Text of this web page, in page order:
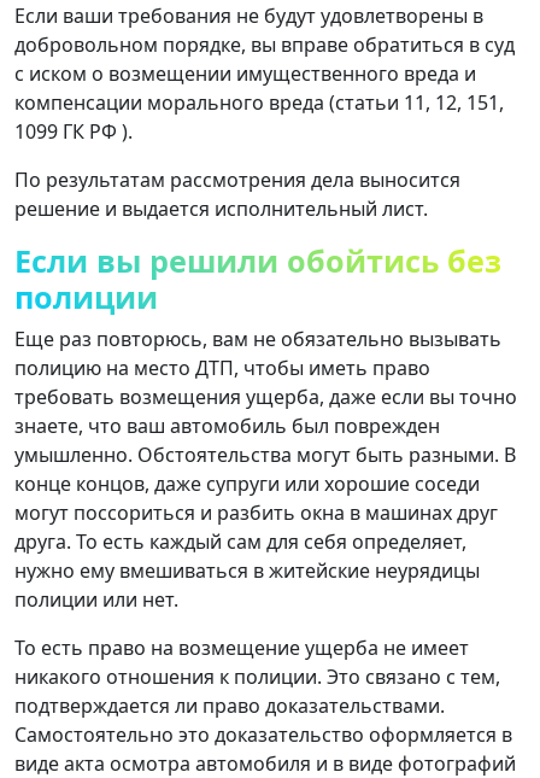
Если ваши требования не будут удовлетворены в
добровольном порядке, вы вправе обратиться в суд
с иском о возмещении имущественного вреда и
компенсации морального вреда (статьи 11, 12, 151,
1099 ГК РФ ).
По результатам рассмотрения дела выносится
решение и выдается исполнительный лист.
Если вы решили обойтись без
полиции
Еще раз повторюсь, вам не обязательно вызывать
полицию на место ДТП, чтобы иметь право
требовать возмещения ущерба, даже если вы точно
знаете, что ваш автомобиль был поврежден
умышленно. Обстоятельства могут быть разными. В
конце концов, даже супруги или хорошие соседи
могут поссориться и разбить окна в машинах друг
друга. То есть каждый сам для себя определяет,
нужно ему вмешиваться в житейские неурядицы
полиции или нет.
То есть право на возмещение ущерба не имеет
никакого отношения к полиции. Это связано с тем,
подтверждается ли право доказательствами.
Самостоятельно это доказательство оформляется в
виде акта осмотра автомобиля и в виде фотографий